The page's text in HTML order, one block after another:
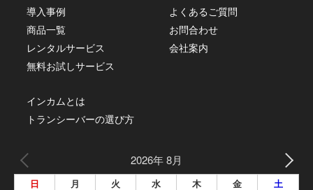
導入事例
商品一覧
レンタルサービス
無料お試しサービス
よくあるご質問
お問合わせ
会社案内
インカムとは
トランシーバーの選び方
2026年 8月
日 月 火 水 木 金 土